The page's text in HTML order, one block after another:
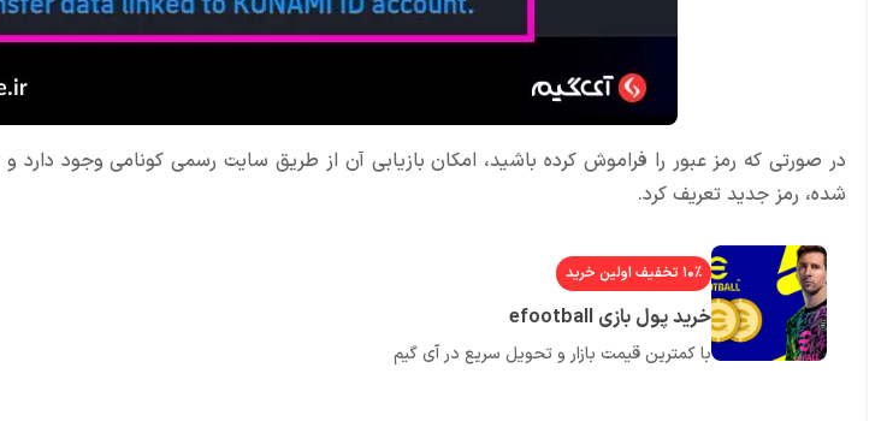
در صورتی که رمز عبور را فراموش کرده باشید، امکان بازیابی آن از طریق سایت رسمی کونامی وجود دارد و
شده، رمز جدید تعریف کرد.
۱۰٪ تخفیف اولین خرید
خرید پول بازی efootball
با کمترین قیمت بازار و تحویل سریع در آی گیم